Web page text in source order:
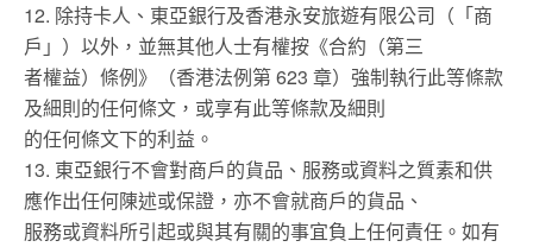
12. 除持卡人、東亞銀行及香港永安旅遊有限公司（「商
戶」）以外，並無其他人士有權按《合約（第三
者權益）條例》（香港法例第 623 章）強制執行此等條款
及細則的任何條文，或享有此等條款及細則
的任何條文下的利益。
13. 東亞銀行不會對商戶的貨品、服務或資料之質素和供
應作出任何陳述或保證，亦不會就商戶的貨品、
服務或資料所引起或與其有關的事宜負上任何責任。如有